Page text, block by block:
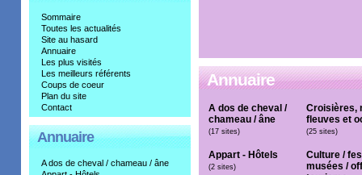
Sommaire
Toutes les actualités
Site au hasard
Annuaire
Les plus visités
Les meilleurs référents
Coups de coeur
Plan du site
Contact
Annuaire
A dos de cheval / chameau / âne
Annuaire
A dos de cheval /
chameau / âne
(17 sites)
Croisières,
fleuves et
(25 sites)
Appart - Hôtels
(2 sites)
Culture /
musées /